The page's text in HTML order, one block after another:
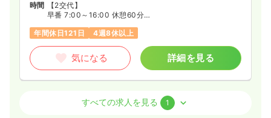
時間
【2交代】
早番 7:00～16:00 休憩60分
夜勤 17:00～翌9:00 休憩120分（月4～5回）
年間休日121日 4週8休以上
気になる 詳細を見る
正看護師
すべての求人を見る 1